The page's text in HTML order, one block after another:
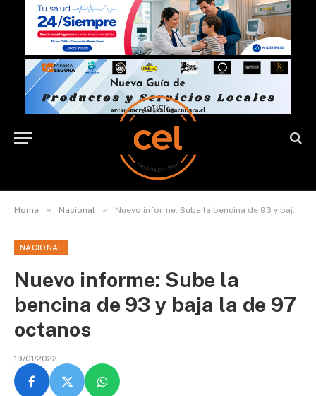
Home » Nacional » Nuevo informe: Sube la bencina de 93 y baja la de 97 octanos
NACIONAL
Nuevo informe: Sube la
bencina de 93 y baja la de 97
octanos
19/01/2022